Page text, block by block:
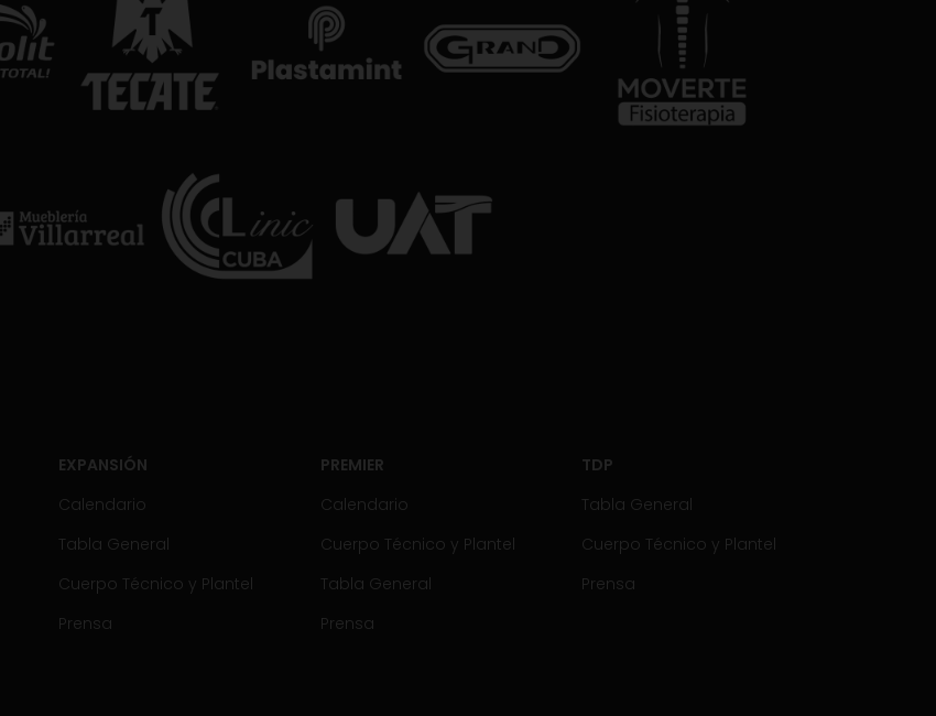
EXPANSIÓN
Calendario
Tabla General
Cuerpo Técnico y Plantel
Prensa
PREMIER
Calendario
Cuerpo Técnico y Plantel
Tabla General
Prensa
TDP
Tabla General
Cuerpo Técnico y Plantel
Prensa